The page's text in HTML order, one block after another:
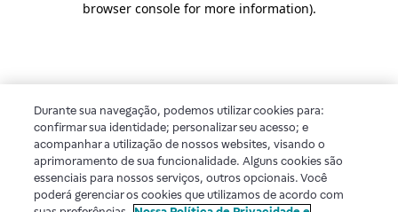
browser console for more information).
Durante sua navegação, podemos utilizar cookies para:
confirmar sua identidade; personalizar seu acesso; e
acompanhar a utilização de nossos websites, visando o
aprimoramento de sua funcionalidade. Alguns cookies são
essenciais para nossos serviços, outros opcionais. Você
poderá gerenciar os cookies que utilizamos de acordo com